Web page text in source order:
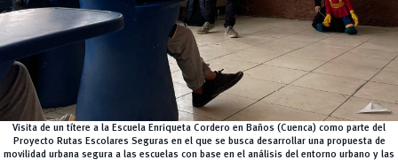
Visita de un títere a la Escuela Enriqueta Cordero en Baños (Cuenca) como parte del
Proyecto Rutas Escolares Seguras en el que se busca desarrollar una propuesta de
movilidad urbana segura a las escuelas con base en el análisis del entorno urbano y las